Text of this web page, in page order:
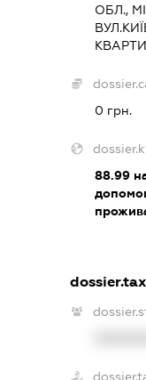
ОБЛ.,
0 грн.
88.99
dossier.tax